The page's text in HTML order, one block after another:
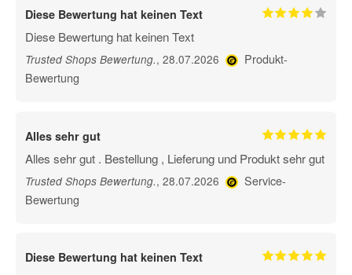
Diese Bewertung hat keinen Text
Diese Bewertung hat keinen Text
Trusted Shops Bewertung., 28.07.2026
Produkt-
Bewertung
Alles sehr gut
Alles sehr gut . Bestellung , Lieferung und Produkt sehr gut
Trusted Shops Bewertung., 28.07.2026
Service-
Bewertung
Diese Bewertung hat keinen Text